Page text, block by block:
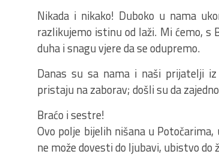
Nikada i nikako! Duboko u nama
razlikujemo istinu od laži. Mi ćemo, s
duha i snagu vjere da se odupremo.
Danas su sa nama i naši prijatelji
pristaju na zaborav; došli su da
Braćo i sestre!
Ovo polje bijelih nišana u
ne može dovesti do ljubavi, ubistvo do